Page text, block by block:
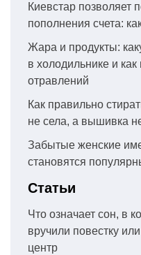
Киевстар позволяет
пополнения счета:
Жара и продукты:
в холодильнике и
отравлений
Как правильно
не села, а вышивка
Забытые женские
становятся
Статьи
Что означает сон, в
вручили повестку
центр